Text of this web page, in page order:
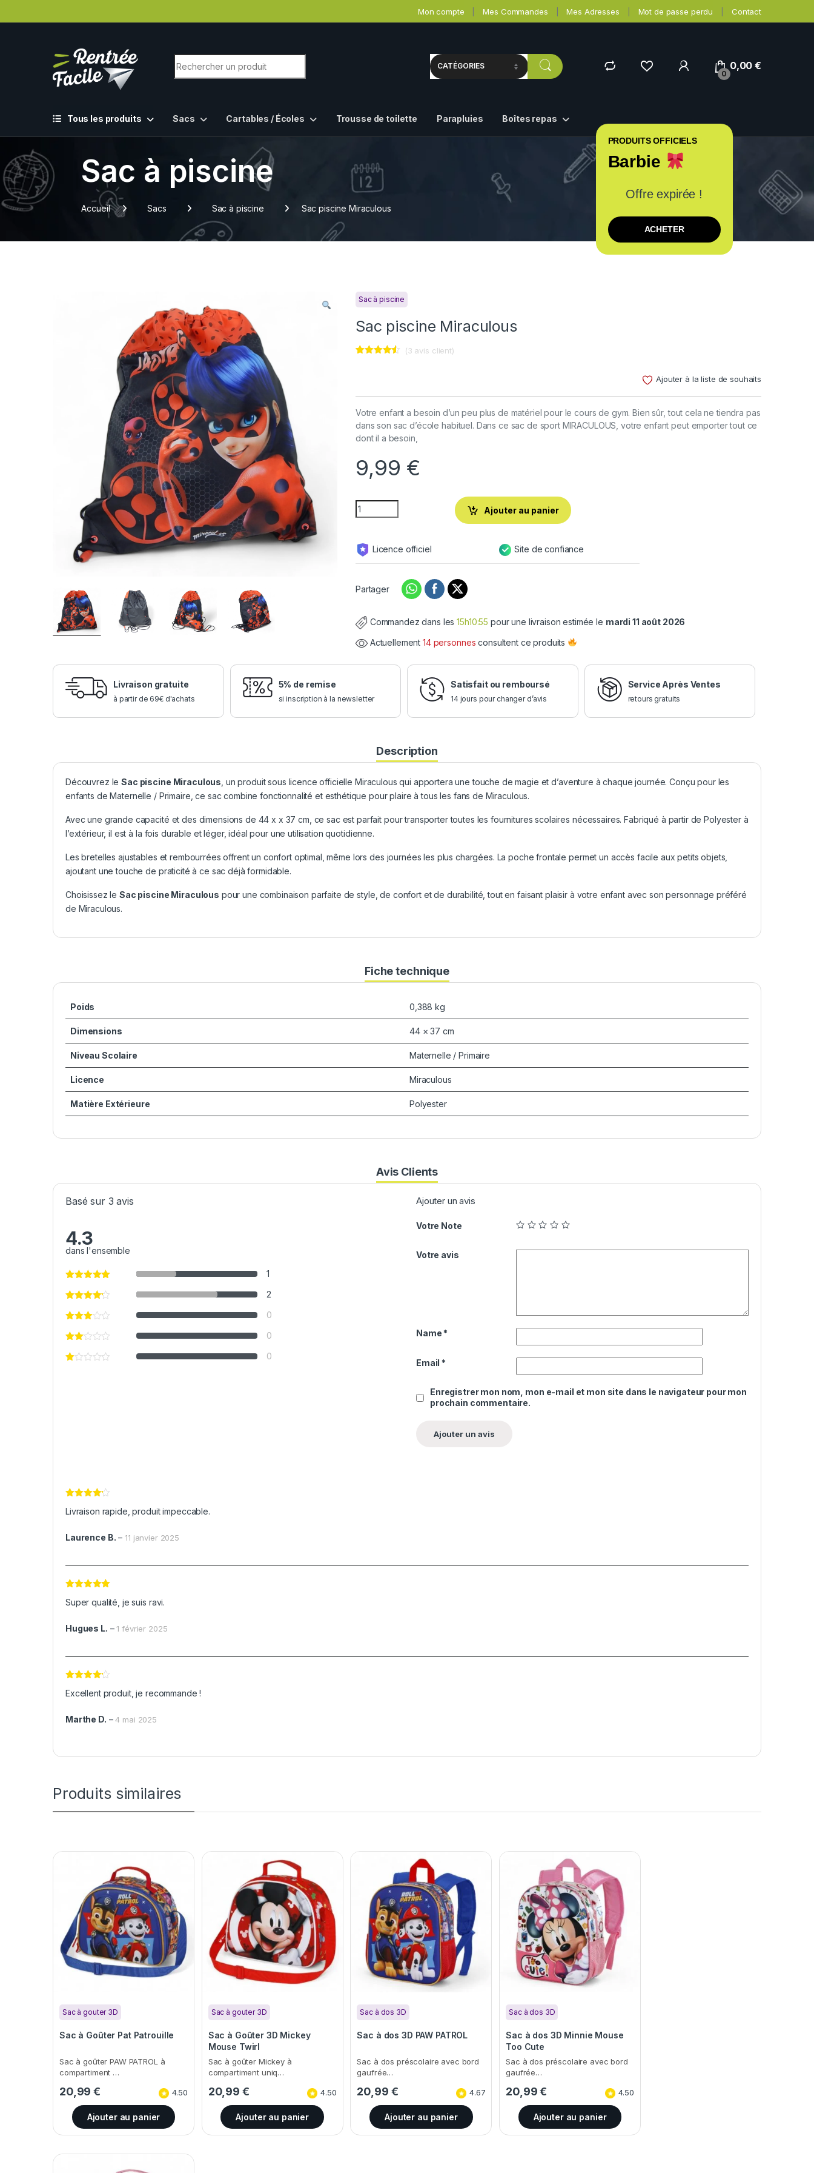
Mon compte Mes Commandes Mes Adresses Mot de passe perdu Contact
0
0,00€
Tous les produits Sacs Cartables / Écoles Trousse de toilette Parapluies Boîtes repas
Sac à piscine
Accueil Sacs Sac à piscine Sac piscine Miraculous
PRODUITS OFFICIELS
Barbie
Offre expirée !
ACHETER
Sac à piscine
Sac piscine Miraculous
notations
(3 avis client)
Ajouter à la liste de souhaits
Votre enfant a besoin d’un peu plus de matériel pour le cours de gym. Bien sûr, tout cela ne tiendra pas
dans son sac d’école habituel. Dans ce sac de sport MIRACULOUS, votre enfant peut emporter tout ce
dont il a besoin,
9,99 €
Ajouter au panier
Licence officiel Site de confiance
Partager
Commandez dans les15h10:54pour une livraison estimée le mardi 11 août 2026
Actuellement14 personnes consultent ce produits
Livraison gratuite
à partir de 69€ d'achats
5% de remise
si inscription à la newsletter
Satisfait ou remboursé
14 jours pour changer d’avis
Service Après Ventes
retours gratuits
Description
Découvrez leSac piscine Miraculous, un produit sous licence officielle Miraculous qui apportera une touche de magie et d’aventure à chaque journée. Conçu pour les
enfants de Maternelle / Primaire, ce sac combine fonctionnalité et esthétique pour plaire à tous les fans de Miraculous.
Avec une grande capacité et des dimensions de 44 x x 37 cm, ce sac est parfait pour transporter toutes les fournitures scolaires nécessaires. Fabriqué à partir de Polyester à
l’extérieur, il est à la fois durable et léger, idéal pour une utilisation quotidienne.
Les bretelles ajustables et rembourrées offrent un confort optimal, même lors des journées les plus chargées. La poche frontale permet un accès facile aux petits objets,
ajoutant une touche de praticité à ce sac déjà formidable.
Choisissez leSac piscine Miraculous pour une combinaison parfaite de style, de confort et de durabilité, tout en faisant plaisir à votre enfant avec son personnage préféré
de Miraculous.
Fiche technique
Poids 0,388 kg
Dimensions 44 × 37 cm
Niveau Scolaire Maternelle / Primaire
Licence Miraculous
Matière Extérieure Polyester
Avis Clients
Basé sur 3 avis
4.3
dans l'ensemble
1
2
0
0
0
Ajouter un avis
Votre Note
Votre avis
Name *
Email *
Enregistrer mon nom, mon e-mail et mon site dans le navigateur pour mon
prochain commentaire.
sur 5
Livraison rapide, produit impeccable.
Laurence B. –11 janvier 2025
5
Super qualité, je suis ravi.
Hugues L. –1 février 2025
sur 5
Excellent produit, je recommande !
Marthe D. –4 mai 2025
Produits similaires
Sac à gouter 3D
Sac à Goûter Pat Patrouille
Sac à goûter PAW PATROL à
compartiment …
20,99€ 4.50
Ajouter au panier
Sac à gouter 3D
Sac à Goûter 3D Mickey
Mouse Twirl
Sac à goûter Mickey à
compartiment uniq…
20,99 € 4.50
Ajouter au panier
Sac à dos 3D
Sac à dos 3D PAW PATROL
Sac à dos préscolaire avec bord
gaufrée…
20,99 € 4.67
Ajouter au panier
Sac à dos 3D
Sac à dos 3D Minnie Mouse
Too Cute
Sac à dos préscolaire avec bord
gaufrée…
20,99€ 4.50
Ajouter au panier